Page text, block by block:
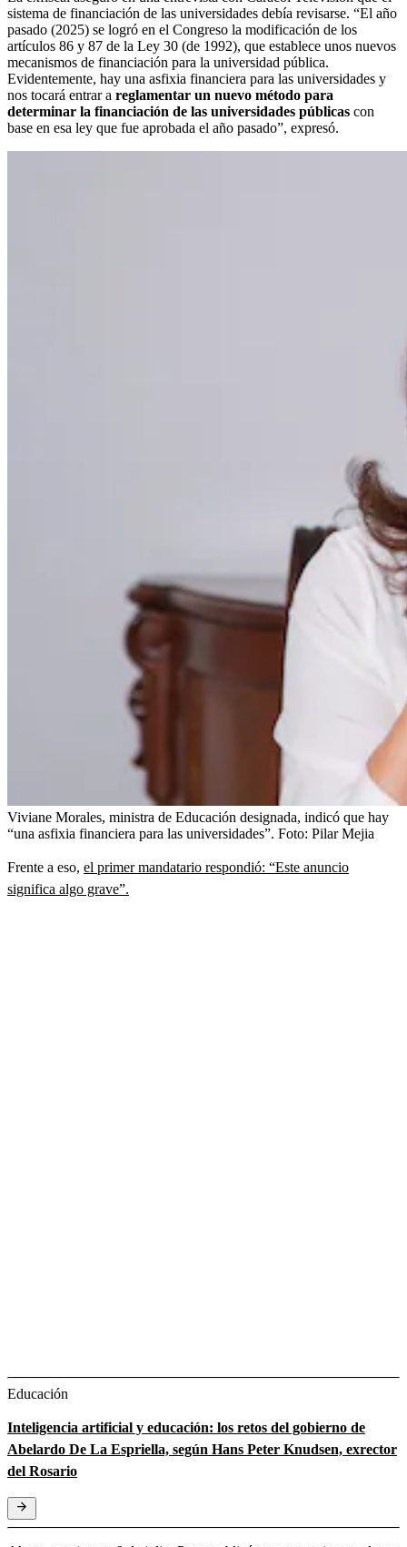
sistema de financiación de las universidades debía revisarse. “El año
pasado (2025) se logró en el Congreso la modificación de los
artículos 86 y 87 de la Ley 30 (de 1992), que establece unos nuevos
mecanismos de financiación para la universidad pública.
Evidentemente, hay una asfixia financiera para las universidades y
nos tocará entrar a reglamentar un nuevo método para
determinar la financiación de las universidades públicas con
base en esa ley que fue aprobada el año pasado”, expresó.
Viviane Morales, ministra de Educación designada, indicó que hay
“una asfixia financiera para las universidades”. Foto: Pilar Mejia
Frente a eso, el primer mandatario respondió: “Este anuncio
significa algo grave”.
Educación
Inteligencia artificial y educación: los retos del gobierno de
Abelardo De La Espriella, según Hans Peter Knudsen, exrector
del Rosario